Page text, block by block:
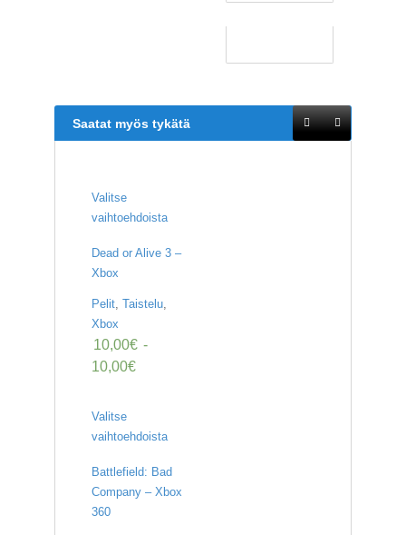
Saatat myös tykätä
Valitse
vaihtoehdoista
Dead or Alive 3 –
Xbox
Pelit, Taistelu,
Xbox
10,00€ -
10,00€
Valitse
vaihtoehdoista
Battlefield: Bad
Company – Xbox
360